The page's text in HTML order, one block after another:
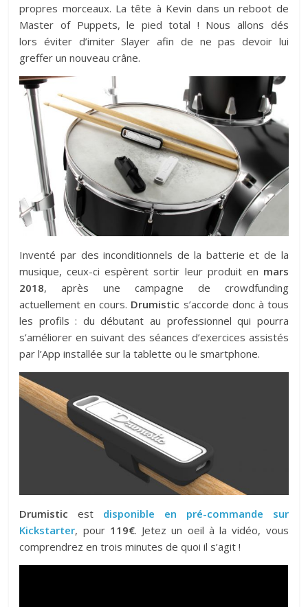
propres morceaux. La tête à Kevin dans un reboot de
Master of Puppets, le pied total ! Nous allons dés
lors éviter d’imiter Slayer afin de ne pas devoir lui
greffer un nouveau crâne.
Inventé par des inconditionnels de la batterie et de la
musique, ceux-ci espèrent sortir leur produit en mars
2018, après une campagne de crowdfunding
actuellement en cours. Drumistic s’accorde donc à tous
les profils : du débutant au professionnel qui pourra
s’améliorer en suivant des séances d’exercices assistés
par l’App installée sur la tablette ou le smartphone.
Drumistic est disponible en pré-commande sur
Kickstarter, pour 119€. Jetez un oeil à la vidéo, vous
comprendrez en trois minutes de quoi il s’agit !